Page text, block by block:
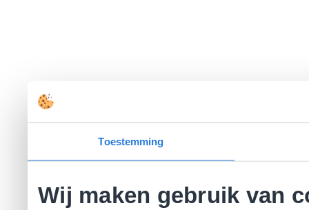
Toestemming
Wij maken gebruik van